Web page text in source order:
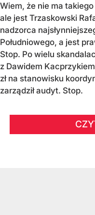
Wiem, że nie ma
ale jest Trzaskowski
nadzorca
Południowego, a jest
Stop. Po wielu
z Dawidem
zł na stanowisku
zarządził audyt. Stop.